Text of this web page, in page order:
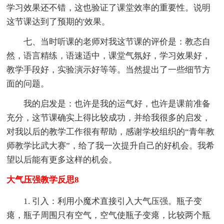
学习效果还不错，这也验证了课堂效率的重要性。说明
这节课达到了预期的'效果。
七、当时听课的老师对我这节课的评价是：教态自
然，语言精练，语速适中，课堂气氛好，学习效果好，
教学手段好，实验演示好等等。当然提出了一些细节方
面的问题。
我的启发是：也许是我的运气好，也许是课前准备
充分，这节课确实上得比较成功，并给我很多的启发，
对我以后的教学工作很有帮助，感谢学校组织的“青年教
师教学比武大赛”，给了我一次提升自己的好机会。我希
望以后能有更多这样的机会。
大气压强教学反思8
1. 引入：利用小魔术直接引入大气压强。瓶子变
瘪，瓶子周围只有空气，空气使瓶子变瘪，比较两个瓶